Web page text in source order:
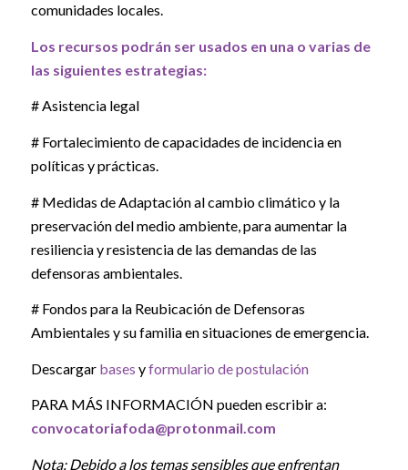
comunidades locales.
Los recursos podrán ser usados en una o varias de
las siguientes estrategias:
# Asistencia legal
# Fortalecimiento de capacidades de incidencia en
políticas y prácticas.
# Medidas de Adaptación al cambio climático y la
preservación del medio ambiente, para aumentar la
resiliencia y resistencia de las demandas de las
defensoras ambientales.
# Fondos para la Reubicación de Defensoras
Ambientales y su familia en situaciones de emergencia.
Descargar bases yformulario de postulación
PARA MÁS INFORMACIÓN pueden escribir a:
convocatoriafoda@protonmail.com
Nota: Debido a los temas sensibles que enfrentan